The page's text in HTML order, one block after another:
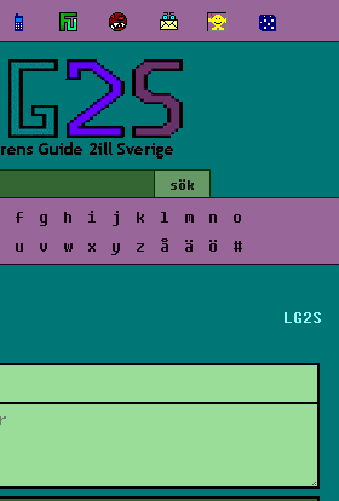
f g h i j k l m n
o
u v w x y z å ä ö #
LG2S